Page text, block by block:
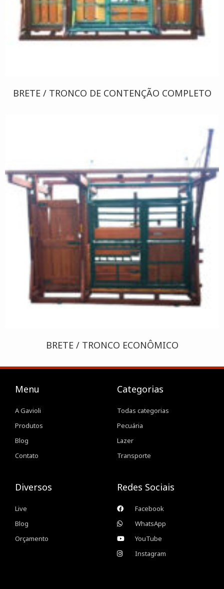
BRETE / TRONCO DE CONTENÇÃO COMPLETO
BRETE / TRONCO ECONÔMICO
Menu
A Gavioli
Produtos
Blog
Contato
Categorias
Todas categorias
Pecuária
Lazer
Transporte
Diversos
Live
Blog
Orçamento
Redes Sociais
Facebook
WhatsApp
YouTube
Instagram